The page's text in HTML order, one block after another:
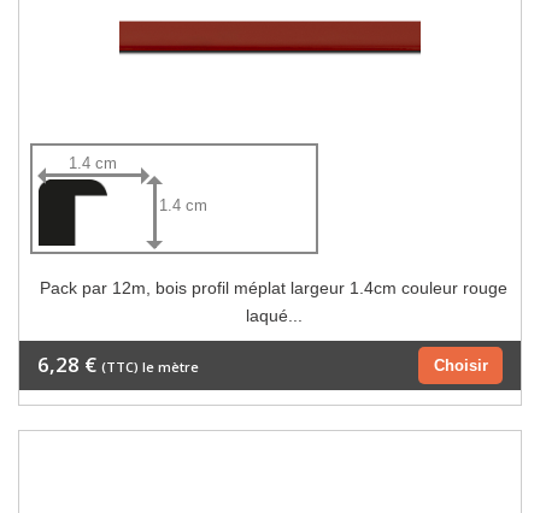
1.4 cm
1.4 cm
Pack par 12m, bois profil méplat largeur 1.4cm couleur rouge
laqué...
Choisir
6,28 € (TTC) le mètre